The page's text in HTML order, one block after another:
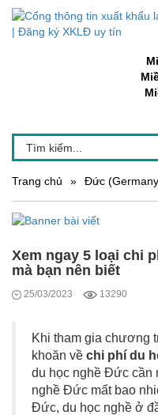
Trang chủ » Đức
Xem ngay 5 loại chi
mà bạn nên biết
25/03/2023 13290
Khi tham gia chương
khoăn về chi phí du
du học nghề Đức cần
nghề Đức mất bao
Đức, du học nghề ở